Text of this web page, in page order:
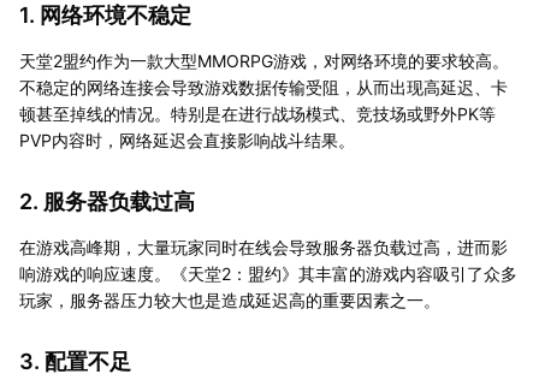
1. 网络环境不稳定
天堂2盟约作为一款大型MMORPG游戏，对网络环境的要求较高。
不稳定的网络连接会导致游戏数据传输受阻，从而出现高延迟、卡
顿甚至掉线的情况。特别是在进行战场模式、竞技场或野外PK等
PVP内容时，网络延迟会直接影响战斗结果。
2. 服务器负载过高
在游戏高峰期，大量玩家同时在线会导致服务器负载过高，进而影
响游戏的响应速度。《天堂2：盟约》其丰富的游戏内容吸引了众多
玩家，服务器压力较大也是造成延迟高的重要因素之一。
3. 配置不足